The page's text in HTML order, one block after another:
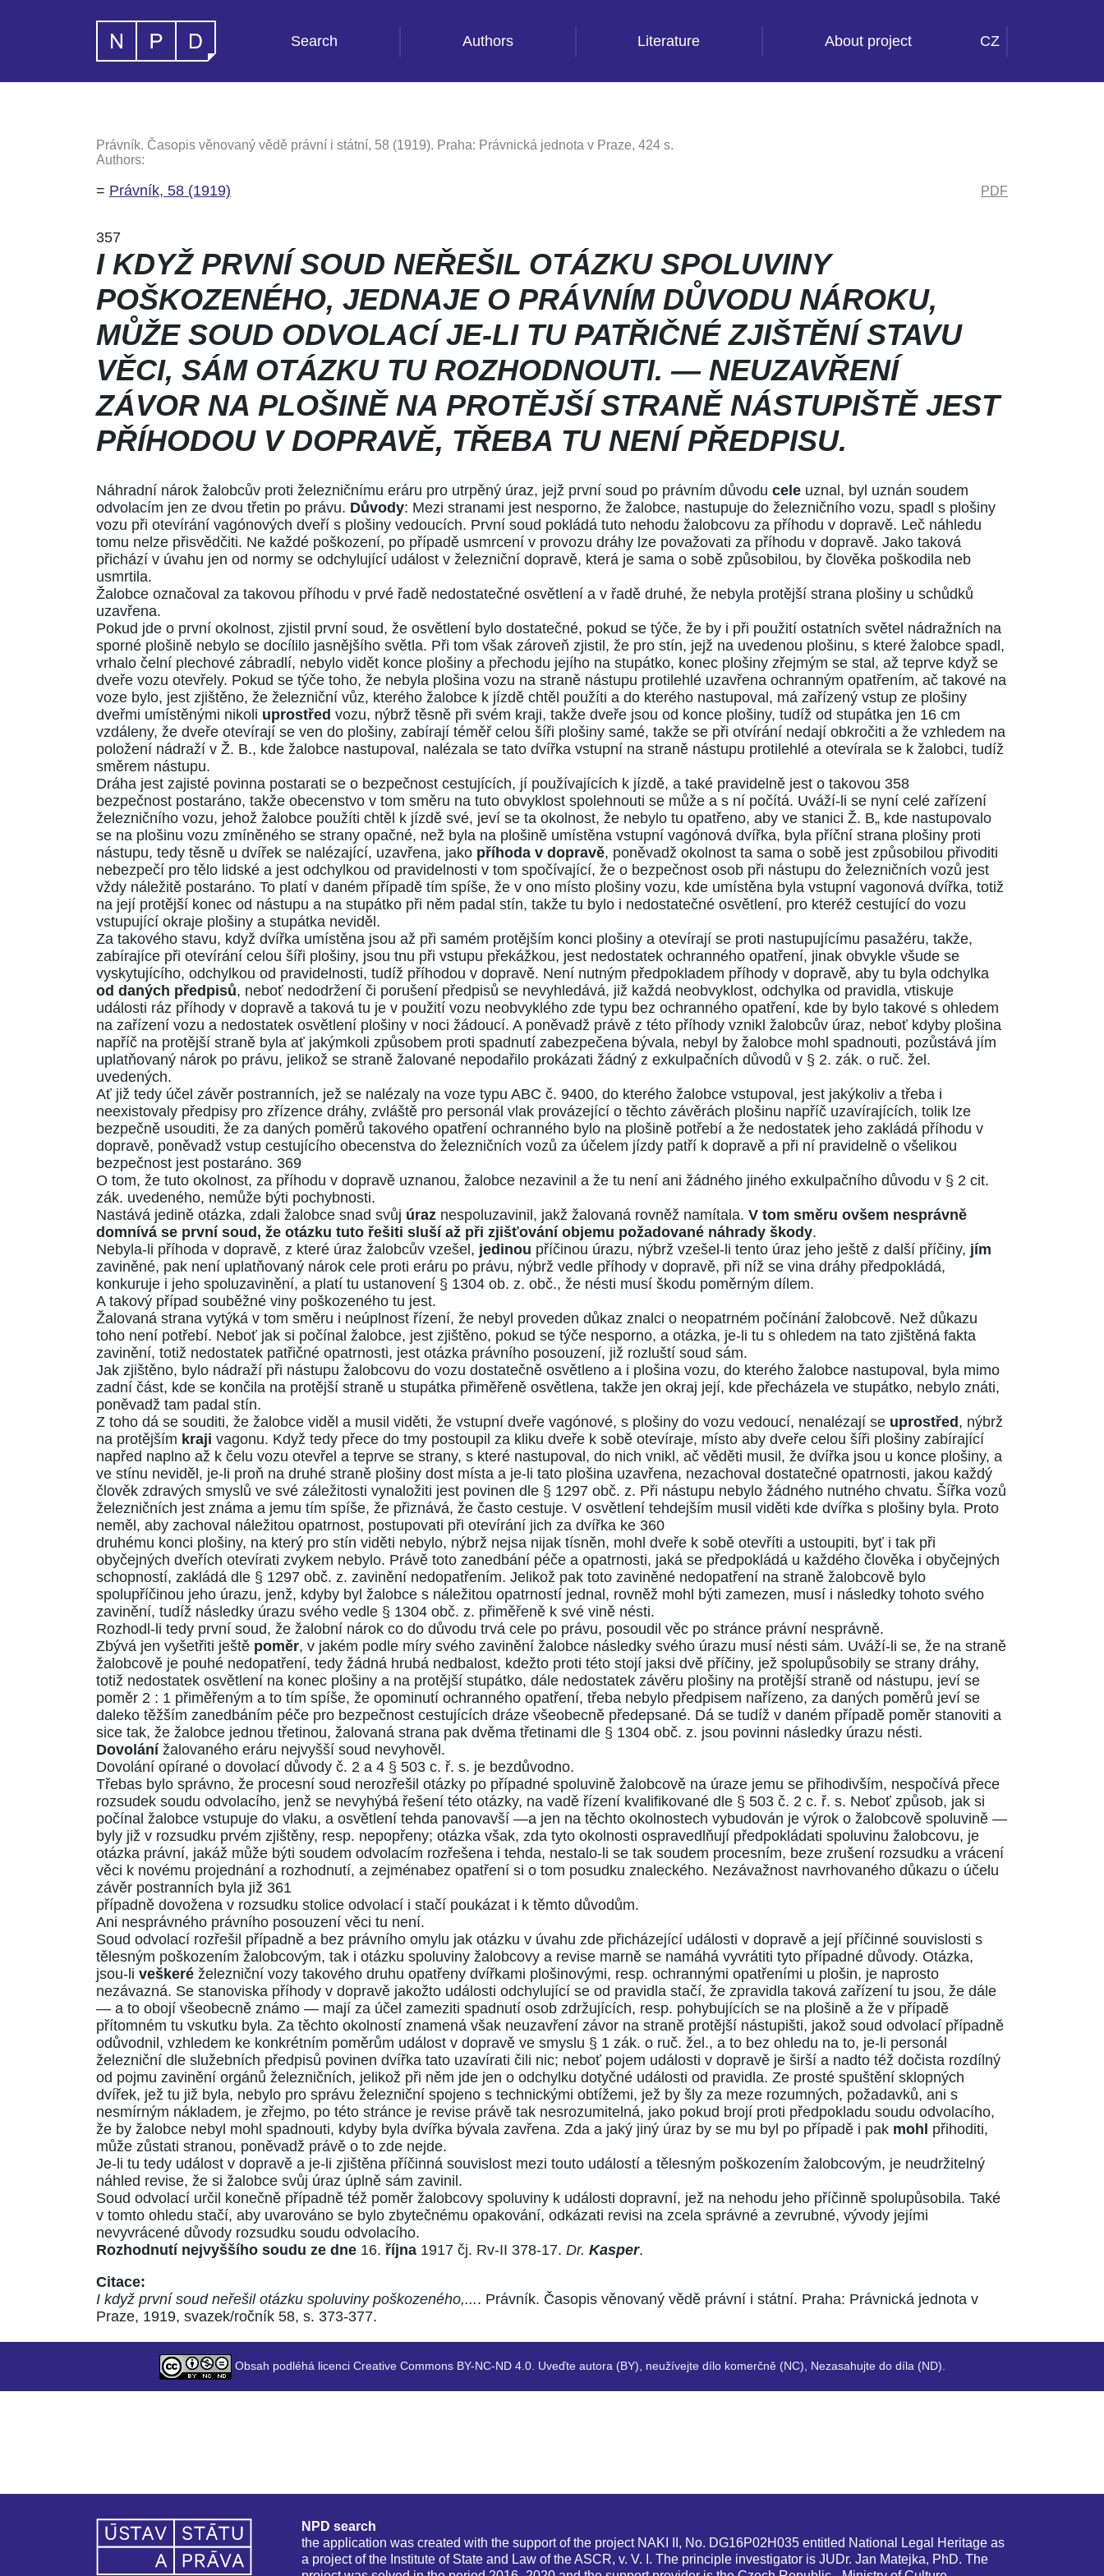
Search Authors Literature About project CZ
Právník. Časopis věnovaný vědě právní i státní, 58 (1919). Praha: Právnická jednota v Praze, 424 s.
Authors:
= Právník, 58 (1919) PDF
357
I KDYŽ PRVNÍ SOUD NEŘEŠIL OTÁZKU SPOLUVINY
POŠKOZENÉHO, JEDNAJE O PRÁVNÍM DŮVODU NÁROKU,
MŮŽE SOUD ODVOLACÍ JE-LI TU PATŘIČNÉ ZJIŠTĚNÍ STAVU
VĚCI, SÁM OTÁZKU TU ROZHODNOUTI. — NEUZAVŘENÍ
ZÁVOR NA PLOŠINĚ NA PROTĚJŠÍ STRANĚ NÁSTUPIŠTĚ JEST
PŘÍHODOU V DOPRAVĚ, TŘEBA TU NENÍ PŘEDPISU.
Náhradní nárok žalobcův proti železničnímu eráru pro utrpěný úraz, jejž první soud po právním důvodu cele uznal, byl uznán soudem
odvolacím jen ze dvou třetin po právu. Důvody: Mezi stranami jest nesporno, že žalobce, nastupuje do železničního vozu, spadl s plošiny
vozu při otevírání vagónových dveří s plošiny vedoucích. První soud pokládá tuto nehodu žalobcovu za příhodu v dopravě. Leč náhledu
tomu nelze přisvědčiti. Ne každé poškození, po případě usmrcení v provozu dráhy lze považovati za příhodu v dopravě. Jako taková
přichází v úvahu jen od normy se odchylující událost v železniční dopravě, která je sama o sobě způsobilou, by člověka poškodila neb
usmrtila.
Žalobce označoval za takovou příhodu v prvé řadě nedostatečné osvětlení a v řadě druhé, že nebyla protější strana plošiny u schůdků
uzavřena.
Pokud jde o první okolnost, zjistil první soud, že osvětlení bylo dostatečné, pokud se týče, že by i při použití ostatních světel nádražních na
sporné plošině nebylo se docílilo jasnějšího světla. Při tom však zároveň zjistil, že pro stín, jejž na uvedenou plošinu, s které žalobce spadl,
vrhalo čelní plechové zábradlí, nebylo vidět konce plošiny a přechodu jejího na stupátko, konec plošiny zřejmým se stal, až teprve když se
dveře vozu otevřely. Pokud se týče toho, že nebyla plošina vozu na straně nástupu protilehlé uzavřena ochranným opatřením, ač takové na
voze bylo, jest zjištěno, že železniční vůz, kterého žalobce k jízdě chtěl použíti a do kterého nastupoval, má zařízený vstup ze plošiny
dveřmi umístěnými nikoli uprostřed vozu, nýbrž těsně při svém kraji, takže dveře jsou od konce plošiny, tudíž od stupátka jen 16 cm
vzdáleny, že dveře otevírají se ven do plošiny, zabírají téměř celou šíři plošiny samé, takže se při otvírání nedají obkročiti a že vzhledem na
položení nádraží v Ž. B., kde žalobce nastupoval, nalézala se tato dvířka vstupní na straně nástupu protilehlé a otevírala se k žalobci, tudíž
směrem nástupu.
Dráha jest zajisté povinna postarati se o bezpečnost cestujících, jí používajících k jízdě, a také pravidelně jest o takovou 358
bezpečnost postaráno, takže obecenstvo v tom směru na tuto obvyklost spolehnouti se může a s ní počítá. Uváží-li se nyní celé zařízení
železničního vozu, jehož žalobce použíti chtěl k jízdě své, jeví se ta okolnost, že nebylo tu opatřeno, aby ve stanici Ž. B„ kde nastupovalo
se na plošinu vozu zmíněného se strany opačné, než byla na plošině umístěna vstupní vagónová dvířka, byla příční strana plošiny proti
nástupu, tedy těsně u dvířek se nalézající, uzavřena, jako příhoda v dopravě, poněvadž okolnost ta sama o sobě jest způsobilou přivoditi
nebezpečí pro tělo lidské a jest odchylkou od pravidelnosti v tom spočívající, že o bezpečnost osob při nástupu do železničních vozů jest
vždy náležitě postaráno. To platí v daném případě tím spíše, že v ono místo plošiny vozu, kde umístěna byla vstupní vagonová dvířka, totiž
na její protější konec od nástupu a na stupátko při něm padal stín, takže tu bylo i nedostatečné osvětlení, pro kteréž cestující do vozu
vstupující okraje plošiny a stupátka neviděl.
Za takového stavu, když dvířka umístěna jsou až při samém protějším konci plošiny a otevírají se proti nastupujícímu pasažéru, takže,
zabírajíce při otevírání celou šíři plošiny, jsou tnu při vstupu překážkou, jest nedostatek ochranného opatření, jinak obvykle všude se
vyskytujícího, odchylkou od pravidelnosti, tudíž příhodou v dopravě. Není nutným předpokladem příhody v dopravě, aby tu byla odchylka
od daných předpisů, neboť nedodržení či porušení předpisů se nevyhledává, již každá neobvyklost, odchylka od pravidla, vtiskuje
události ráz příhody v dopravě a taková tu je v použití vozu neobvyklého zde typu bez ochranného opatření, kde by bylo takové s ohledem
na zařízení vozu a nedostatek osvětlení plošiny v noci žádoucí. A poněvadž právě z této příhody vznikl žalobcův úraz, neboť kdyby plošina
napříč na protější straně byla ať jakýmkoli způsobem proti spadnutí zabezpečena bývala, nebyl by žalobce mohl spadnouti, pozůstává jím
uplatňovaný nárok po právu, jelikož se straně žalované nepodařilo prokázati žádný z exkulpačních důvodů v § 2. zák. o ruč. žel.
uvedených.
Ať již tedy účel závěr postranních, jež se nalézaly na voze typu ABC č. 9400, do kterého žalobce vstupoval, jest jakýkoliv a třeba i
neexistovaly předpisy pro zřízence dráhy, zvláště pro personál vlak provázející o těchto závěrách plošinu napříč uzavírajících, tolik lze
bezpečně usouditi, že za daných poměrů takového opatření ochranného bylo na plošině potřebí a že nedostatek jeho zakládá příhodu v
dopravě, poněvadž vstup cestujícího obecenstva do železničních vozů za účelem jízdy patří k dopravě a při ní pravidelně o všelikou
bezpečnost jest postaráno. 369
O tom, že tuto okolnost, za příhodu v dopravě uznanou, žalobce nezavinil a že tu není ani žádného jiného exkulpačního důvodu v § 2 cit.
zák. uvedeného, nemůže býti pochybnosti.
Nastává jedině otázka, zdali žalobce snad svůj úraz nespoluzavinil, jakž žalovaná rovněž namítala. V tom směru ovšem nesprávně
domnívá se první soud, že otázku tuto řešiti sluší až při zjišťování objemu požadované náhrady škody.
Nebyla-li příhoda v dopravě, z které úraz žalobcův vzešel, jedinou příčinou úrazu, nýbrž vzešel-li tento úraz jeho ještě z další příčiny, jím
zaviněné, pak není uplatňovaný nárok cele proti eráru po právu, nýbrž vedle příhody v dopravě, při níž se vina dráhy předpokládá,
konkuruje i jeho spoluzavinění, a platí tu ustanovení § 1304 ob. z. obč., že nésti musí škodu poměrným dílem.
A takový případ souběžné viny poškozeného tu jest.
Žalovaná strana vytýká v tom směru i neúplnost řízení, že nebyl proveden důkaz znalci o neopatrném počínání žalobcově. Než důkazu
toho není potřebí. Neboť jak si počínal žalobce, jest zjištěno, pokud se týče nesporno, a otázka, je-li tu s ohledem na tato zjištěná fakta
zavinění, totiž nedostatek patřičné opatrnosti, jest otázka právního posouzení, již rozluští soud sám.
Jak zjištěno, bylo nádraží při nástupu žalobcovu do vozu dostatečně osvětleno a i plošina vozu, do kterého žalobce nastupoval, byla mimo
zadní část, kde se končila na protější straně u stupátka přiměřeně osvětlena, takže jen okraj její, kde přecházela ve stupátko, nebylo znáti,
poněvadž tam padal stín.
Z toho dá se souditi, že žalobce viděl a musil viděti, že vstupní dveře vagónové, s plošiny do vozu vedoucí, nenalézají se uprostřed , nýbrž
na protějším kraji vagonu. Když tedy přece do tmy postoupil za kliku dveře k sobě otevíraje, místo aby dveře celou šíři plošiny zabírající
napřed naplno až k čelu vozu otevřel a teprve se strany, s které nastupoval, do nich vnikl, ač věděti musil, že dvířka jsou u konce plošiny, a
ve stínu neviděl, je-li proň na druhé straně plošiny dost místa a je-li tato plošina uzavřena, nezachoval dostatečné opatrnosti, jakou každý
člověk zdravých smyslů ve své záležitosti vynaložiti jest povinen dle § 1297 obč. z. Při nástupu nebylo žádného nutného chvatu. Šířka vozů
železničních jest známa a jemu tím spíše, že přiznává, že často cestuje. V osvětlení tehdejším musil viděti kde dvířka s plošiny byla. Proto
neměl, aby zachoval náležitou opatrnost, postupovati při otevírání jich za dvířka ke 360
druhému konci plošiny, na který pro stín viděti nebylo, nýbrž nejsa nijak tísněn, mohl dveře k sobě otevříti a ustoupiti, byť i tak při
obyčejných dveřích otevírati zvykem nebylo. Právě toto zanedbání péče a opatrnosti, jaká se předpokládá u každého člověka i obyčejných
schopností, zakládá dle § 1297 obč. z. zavinění nedopatřením. Jelikož pak toto zaviněné nedopatření na straně žalobcově bylo
spolupříčinou jeho úrazu, jenž, kdyby byl žalobce s náležitou opatrností jednal, rovněž mohl býti zamezen, musí i následky tohoto svého
zavinění, tudíž následky úrazu svého vedle § 1304 obč. z. přiměřeně k své vině nésti.
Rozhodl-li tedy první soud, že žalobní nárok co do důvodu trvá cele po právu, posoudil věc po stránce právní nesprávně.
Zbývá jen vyšetřiti ještě poměr, v jakém podle míry svého zavinění žalobce následky svého úrazu musí nésti sám. Uváží-li se, že na straně
žalobcově je pouhé nedopatření, tedy žádná hrubá nedbalost, kdežto proti této stojí jaksi dvě příčiny, jež spolupůsobily se strany dráhy,
totiž nedostatek osvětlení na konec plošiny a na protější stupátko, dále nedostatek závěru plošiny na protější straně od nástupu, jeví se
poměr 2 : 1 přiměřeným a to tím spíše, že opominutí ochranného opatření, třeba nebylo předpisem nařízeno, za daných poměrů jeví se
daleko těžším zanedbáním péče pro bezpečnost cestujících dráze všeobecně předepsané. Dá se tudíž v daném případě poměr stanoviti a
sice tak, že žalobce jednou třetinou, žalovaná strana pak dvěma třetinami dle § 1304 obč. z. jsou povinni následky úrazu nésti.
Dovolání žalovaného eráru nejvyšší soud nevyhověl.
Dovolání opírané o dovolací důvody č. 2 a 4 § 503 c. ř. s. je bezdůvodno.
Třebas bylo správno, že procesní soud nerozřešil otázky po případné spoluvině žalobcově na úraze jemu se přihodivším, nespočívá přece
rozsudek soudu odvolacího, jenž se nevyhýbá řešení této otázky, na vadě řízení kvalifikované dle § 503 č. 2 c. ř. s. Neboť způsob, jak si
počínal žalobce vstupuje do vlaku, a osvětlení tehda panovavší —a jen na těchto okolnostech vybudován je výrok o žalobcově spoluvině —
byly již v rozsudku prvém zjištěny, resp. nepopřeny; otázka však, zda tyto okolnosti ospravedlňují předpokládati spoluvinu žalobcovu, je
otázka právní, jakáž může býti soudem odvolacím rozřešena i tehda, nestalo-li se tak soudem procesním, beze zrušení rozsudku a vrácení
věci k novému projednání a rozhodnutí, a zejménabez opatření si o tom posudku znaleckého. Nezávažnost navrhovaného důkazu o účelu
závěr postranních byla již 361
případně dovožena v rozsudku stolice odvolací i stačí poukázat i k těmto důvodům.
Ani nesprávného právního posouzení věci tu není.
Soud odvolací rozřešil případně a bez právního omylu jak otázku v úvahu zde přicházející události v dopravě a její příčinné souvislosti s
tělesným poškozením žalobcovým, tak i otázku spoluviny žalobcovy a revise marně se namáhá vyvrátiti tyto případné důvody. Otázka,
jsou-li veškeré železniční vozy takového druhu opatřeny dvířkami plošinovými, resp. ochrannými opatřeními u plošin, je naprosto
nezávazná. Se stanoviska příhody v dopravě jakožto události odchylující se od pravidla stačí, že zpravidla taková zařízení tu jsou, že dále
— a to obojí všeobecně známo — mají za účel zameziti spadnutí osob zdržujících, resp. pohybujících se na plošině a že v případě
přítomném tu vskutku byla. Za těchto okolností znamená však neuzavření závor na straně protější nástupišti, jakož soud odvolací případně
odůvodnil, vzhledem ke konkrétním poměrům událost v dopravě ve smyslu § 1 zák. o ruč. žel., a to bez ohledu na to, je-li personál
železniční dle služebních předpisů povinen dvířka tato uzavírati čili nic; neboť pojem události v dopravě je širší a nadto též dočista rozdílný
od pojmu zavinění orgánů železničních, jelikož při něm jde jen o odchylku dotyčné události od pravidla. Ze prosté spuštění sklopných
dvířek, jež tu již byla, nebylo pro správu železniční spojeno s technickými obtížemi, jež by šly za meze rozumných, požadavků, ani s
nesmírným nákladem, je zřejmo, po této stránce je revise právě tak nesrozumitelná, jako pokud brojí proti předpokladu soudu odvolacího,
že by žalobce nebyl mohl spadnouti, kdyby byla dvířka bývala zavřena. Zda a jaký jiný úraz by se mu byl po případě i pak mohl přihoditi,
může zůstati stranou, poněvadž právě o to zde nejde.
Je-li tu tedy událost v dopravě a je-li zjištěna příčinná souvislost mezi touto událostí a tělesným poškozením žalobcovým, je neudržitelný
náhled revise, že si žalobce svůj úraz úplně sám zavinil.
Soud odvolací určil konečně případně též poměr žalobcovy spoluviny k události dopravní, jež na nehodu jeho příčinně spolupůsobila. Také
v tomto ohledu stačí, aby uvarováno se bylo zbytečnému opakování, odkázati revisi na zcela správné a zevrubné, vývody jejími
nevyvrácené důvody rozsudku soudu odvolacího.
Rozhodnutí nejvyššího soudu ze dne 16. října 1917 čj. Rv-II 378-17. Dr. Kasper.
Citace:
I když první soud neřešil otázku spoluviny poškozeného,.... Právník. Časopis věnovaný vědě právní i státní. Praha: Právnická jednota v
Praze, 1919, svazek/ročník 58, s. 373-377.
Obsah podléhá licenci Creative Commons BY-NC-ND 4.0. Uveďte autora (BY), neužívejte dílo komerčně (NC), Nezasahujte do díla (ND).
NPD search
the application was created with the support of the project NAKI II, No. DG16P02H035 entitled National Legal Heritage as
a project of the Institute of State and Law of the ASCR, v. V. I. The principle investigator is JUDr. Jan Matejka, PhD. The